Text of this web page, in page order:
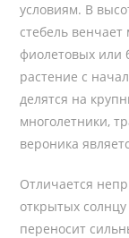
условиям. В
стебель
фиолетовых или
растение с
делятся на
многолетники,
вероника
Отличается
открытых
переносит